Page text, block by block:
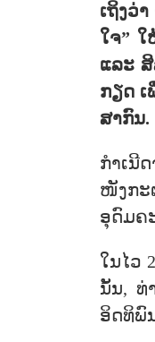
ເຖິງວ່
ໃຈ” ໃ
ແລະ
ກຽດ
ສາກົນ.
ກຳເນີ
ໜັງກະ
ອຸດົມຄ
ໃນໄວ
ນັ້ນ, ທ່
ອິດທິພົ